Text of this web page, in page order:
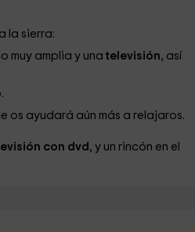
la sierra:
muy amplia y una televisión, así
os ayudará aún más a relajaros.
con dvd , y un rincón en el